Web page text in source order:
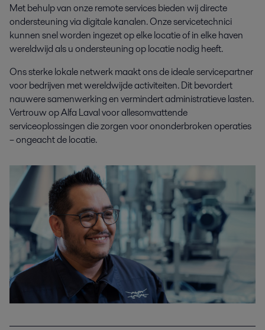
Met behulp van onze remote services bieden wij directe
ondersteuning via digitale kanalen. Onze servicetechnici
kunnen snel worden ingezet op elke locatie of in elke haven
wereldwijd als u ondersteuning op locatie nodig heeft.
Ons sterke lokale netwerk maakt ons de ideale servicepartner
voor bedrijven met wereldwijde activiteiten. Dit bevordert
nauwere samenwerking en vermindert administratieve lasten.
Vertrouw op Alfa Laval voor allesomvattende
serviceoplossingen die zorgen voor ononderbroken operaties
– ongeacht de locatie.